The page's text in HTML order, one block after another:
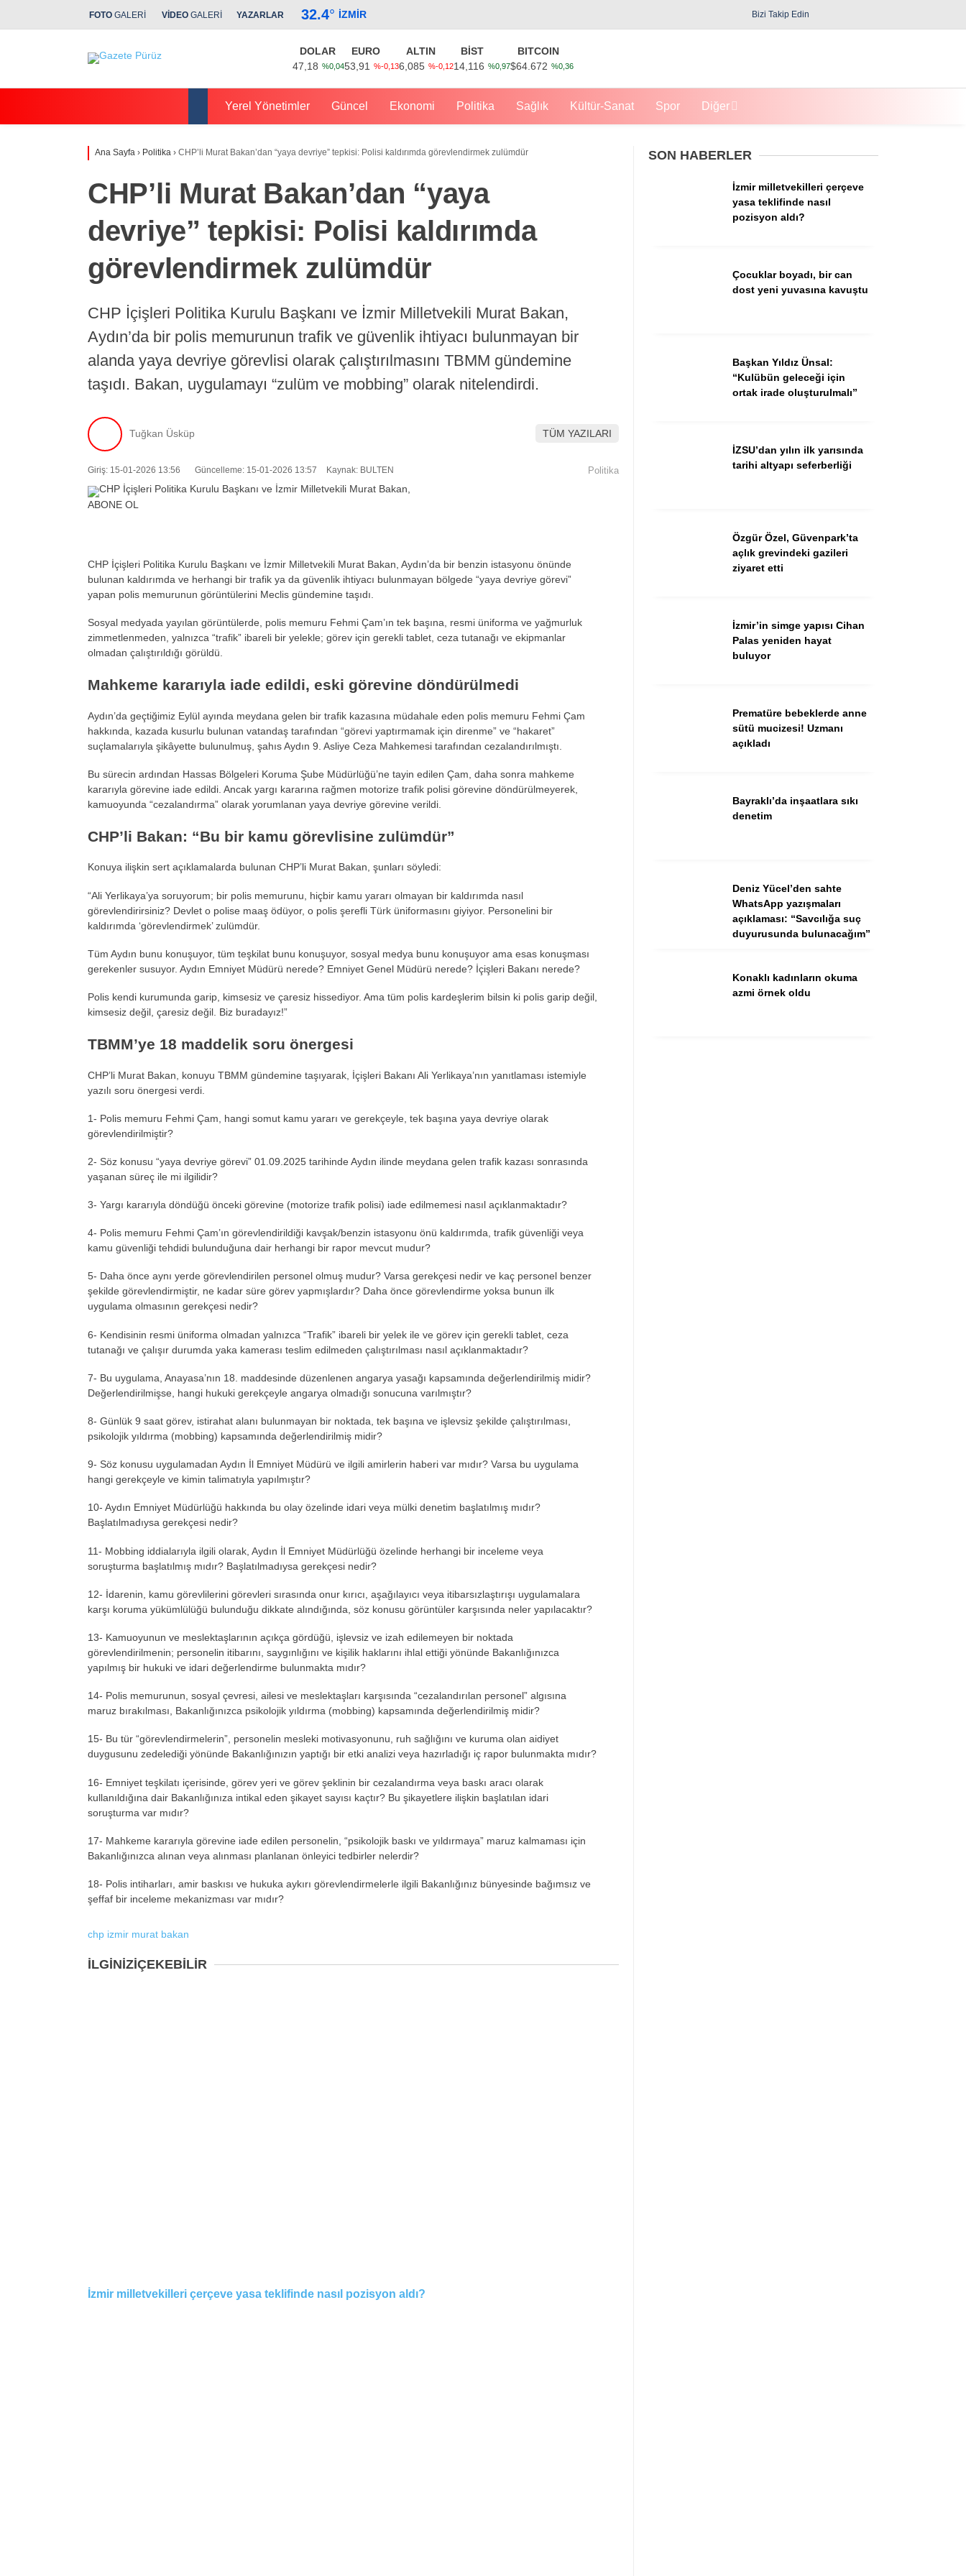
Yerel Yönetimler
Dünya
WhatsApp İhbar Hattı
FOTO GALERİ VİDEO GALERİ YAZARLAR 32.4° İZMIR Bizi Takip Edin
DOLAR
47,18 %0,04
EURO
53,91
%-0,13
ALTIN
6,085 %-0,12
BİST
14,116 %0,97
BITCOIN
$64.672 %0,36
Yerel Yönetimler Güncel Ekonomi Politika Sağlık Kültür-Sanat Spor Diğer
Ana Sayfa › Politika › CHP’li Murat Bakan’dan “yaya devriye” tepkisi: Polisi kaldırımda görevlendirmek zulümdür
CHP’li Murat Bakan’dan “yaya
devriye” tepkisi: Polisi kaldırımda
görevlendirmek zulümdür
CHP İçişleri Politika Kurulu Başkanı ve İzmir Milletvekili Murat Bakan,
Aydın’da bir polis memurunun trafik ve güvenlik ihtiyacı bulunmayan bir
alanda yaya devriye görevlisi olarak çalıştırılmasını TBMM gündemine
taşıdı. Bakan, uygulamayı “zulüm ve mobbing” olarak nitelendirdi.
Tuğkan Üsküp TÜM YAZILARI
Giriş: 15-01-2026 13:56 Güncelleme: 15-01-2026 13:57 Kaynak: BULTEN Politika
ABONE OL
CHP İçişleri Politika Kurulu Başkanı ve İzmir Milletvekili Murat Bakan, Aydın’da bir benzin istasyonu önünde
bulunan kaldırımda ve herhangi bir trafik ya da güvenlik ihtiyacı bulunmayan bölgede “yaya devriye görevi”
yapan polis memurunun görüntülerini Meclis gündemine taşıdı.
Sosyal medyada yayılan görüntülerde, polis memuru Fehmi Çam’ın tek başına, resmi üniforma ve yağmurluk
zimmetlenmeden, yalnızca “trafik” ibareli bir yelekle; görev için gerekli tablet, ceza tutanağı ve ekipmanlar
olmadan çalıştırıldığı görüldü.
Mahkeme kararıyla iade edildi, eski görevine döndürülmedi
Aydın’da geçtiğimiz Eylül ayında meydana gelen bir trafik kazasına müdahale eden polis memuru Fehmi Çam
hakkında, kazada kusurlu bulunan vatandaş tarafından “görevi yaptırmamak için direnme” ve “hakaret”
suçlamalarıyla şikâyette bulunulmuş, şahıs Aydın 9. Asliye Ceza Mahkemesi tarafından cezalandırılmıştı.
Bu sürecin ardından Hassas Bölgeleri Koruma Şube Müdürlüğü’ne tayin edilen Çam, daha sonra mahkeme
kararıyla görevine iade edildi. Ancak yargı kararına rağmen motorize trafik polisi görevine döndürülmeyerek,
kamuoyunda “cezalandırma” olarak yorumlanan yaya devriye görevine verildi.
CHP’li Bakan: “Bu bir kamu görevlisine zulümdür”
Konuya ilişkin sert açıklamalarda bulunan CHP’li Murat Bakan, şunları söyledi:
“Ali Yerlikaya’ya soruyorum; bir polis memurunu, hiçbir kamu yararı olmayan bir kaldırımda nasıl
görevlendirirsiniz? Devlet o polise maaş ödüyor, o polis şerefli Türk üniformasını giyiyor. Personelini bir
kaldırımda ‘görevlendirmek’ zulümdür.
Tüm Aydın bunu konuşuyor, tüm teşkilat bunu konuşuyor, sosyal medya bunu konuşuyor ama esas konuşması
gerekenler susuyor. Aydın Emniyet Müdürü nerede? Emniyet Genel Müdürü nerede? İçişleri Bakanı nerede?
Polis kendi kurumunda garip, kimsesiz ve çaresiz hissediyor. Ama tüm polis kardeşlerim bilsin ki polis garip değil,
kimsesiz değil, çaresiz değil. Biz buradayız!”
TBMM’ye 18 maddelik soru önergesi
CHP’li Murat Bakan, konuyu TBMM gündemine taşıyarak, İçişleri Bakanı Ali Yerlikaya’nın yanıtlaması istemiyle
yazılı soru önergesi verdi.
1- Polis memuru Fehmi Çam, hangi somut kamu yararı ve gerekçeyle, tek başına yaya devriye olarak
görevlendirilmiştir?
2- Söz konusu “yaya devriye görevi” 01.09.2025 tarihinde Aydın ilinde meydana gelen trafik kazası sonrasında
yaşanan süreç ile mi ilgilidir?
3- Yargı kararıyla döndüğü önceki görevine (motorize trafik polisi) iade edilmemesi nasıl açıklanmaktadır?
4- Polis memuru Fehmi Çam’ın görevlendirildiği kavşak/benzin istasyonu önü kaldırımda, trafik güvenliği veya
kamu güvenliği tehdidi bulunduğuna dair herhangi bir rapor mevcut mudur?
5- Daha önce aynı yerde görevlendirilen personel olmuş mudur? Varsa gerekçesi nedir ve kaç personel benzer
şekilde görevlendirmiştir, ne kadar süre görev yapmışlardır? Daha önce görevlendirme yoksa bunun ilk
uygulama olmasının gerekçesi nedir?
6- Kendisinin resmi üniforma olmadan yalnızca “Trafik” ibareli bir yelek ile ve görev için gerekli tablet, ceza
tutanağı ve çalışır durumda yaka kamerası teslim edilmeden çalıştırılması nasıl açıklanmaktadır?
7- Bu uygulama, Anayasa’nın 18. maddesinde düzenlenen angarya yasağı kapsamında değerlendirilmiş midir?
Değerlendirilmişse, hangi hukuki gerekçeyle angarya olmadığı sonucuna varılmıştır?
8- Günlük 9 saat görev, istirahat alanı bulunmayan bir noktada, tek başına ve işlevsiz şekilde çalıştırılması,
psikolojik yıldırma (mobbing) kapsamında değerlendirilmiş midir?
9- Söz konusu uygulamadan Aydın İl Emniyet Müdürü ve ilgili amirlerin haberi var mıdır? Varsa bu uygulama
hangi gerekçeyle ve kimin talimatıyla yapılmıştır?
10- Aydın Emniyet Müdürlüğü hakkında bu olay özelinde idari veya mülki denetim başlatılmış mıdır?
Başlatılmadıysa gerekçesi nedir?
11- Mobbing iddialarıyla ilgili olarak, Aydın İl Emniyet Müdürlüğü özelinde herhangi bir inceleme veya
soruşturma başlatılmış mıdır? Başlatılmadıysa gerekçesi nedir?
12- İdarenin, kamu görevlilerini görevleri sırasında onur kırıcı, aşağılayıcı veya itibarsızlaştırışı uygulamalara
karşı koruma yükümlülüğü bulunduğu dikkate alındığında, söz konusu görüntüler karşısında neler yapılacaktır?
13- Kamuoyunun ve meslektaşlarının açıkça gördüğü, işlevsiz ve izah edilemeyen bir noktada
görevlendirilmenin; personelin itibarını, saygınlığını ve kişilik haklarını ihlal ettiği yönünde Bakanlığınızca
yapılmış bir hukuki ve idari değerlendirme bulunmakta mıdır?
14- Polis memurunun, sosyal çevresi, ailesi ve meslektaşları karşısında “cezalandırılan personel” algısına
maruz bırakılması, Bakanlığınızca psikolojik yıldırma (mobbing) kapsamında değerlendirilmiş midir?
15- Bu tür “görevlendirmelerin”, personelin mesleki motivasyonunu, ruh sağlığını ve kuruma olan aidiyet
duygusunu zedelediği yönünde Bakanlığınızın yaptığı bir etki analizi veya hazırladığı iç rapor bulunmakta mıdır?
16- Emniyet teşkilatı içerisinde, görev yeri ve görev şeklinin bir cezalandırma veya baskı aracı olarak
kullanıldığına dair Bakanlığınıza intikal eden şikayet sayısı kaçtır? Bu şikayetlere ilişkin başlatılan idari
soruşturma var mıdır?
17- Mahkeme kararıyla görevine iade edilen personelin, “psikolojik baskı ve yıldırmaya” maruz kalmaması için
Bakanlığınızca alınan veya alınması planlanan önleyici tedbirler nelerdir?
18- Polis intiharları, amir baskısı ve hukuka aykırı görevlendirmelerle ilgili Bakanlığınız bünyesinde bağımsız ve
şeffaf bir inceleme mekanizması var mıdır?
chp izmir murat bakan
İLGİNİZİÇEKEBİLİR
İzmir milletvekilleri çerçeve yasa teklifinde nasıl pozisyon aldı?
SON HABERLER
İzmir milletvekilleri çerçeve
yasa teklifinde nasıl
pozisyon aldı?
Çocuklar boyadı, bir can
dost yeni yuvasına kavuştu
Başkan Yıldız Ünsal:
“Kulübün geleceği için
ortak irade oluşturulmalı”
İZSU’dan yılın ilk yarısında
tarihi altyapı seferberliği
Özgür Özel, Güvenpark’ta
açlık grevindeki gazileri
ziyaret etti
İzmir’in simge yapısı Cihan
Palas yeniden hayat
buluyor
Prematüre bebeklerde anne
sütü mucizesi! Uzmanı
açıkladı
Bayraklı’da inşaatlara sıkı
denetim
Deniz Yücel’den sahte
WhatsApp yazışmaları
açıklaması: “Savcılığa suç
duyurusunda bulunacağım”
Konaklı kadınların okuma
azmi örnek oldu